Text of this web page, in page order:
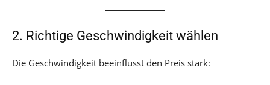
2. Richtige Geschwindigkeit wählen
Die Geschwindigkeit beeinflusst den Preis stark: